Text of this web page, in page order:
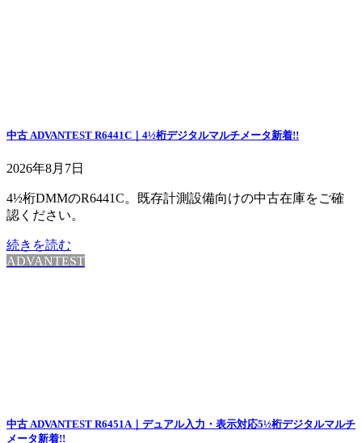
中古 ADVANTEST R6441C｜4½桁デジタルマルチメータ新着!!
2026年8月7日
4½桁DMMのR6441C。既存計測設備向けの中古在庫をご確
認ください。
続きを読む
ADVANTEST
中古 ADVANTEST R6451A｜デュアル入力・表示対応5½桁デジタルマルチ
メータ新着!!